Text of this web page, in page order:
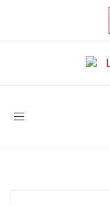
Toggle